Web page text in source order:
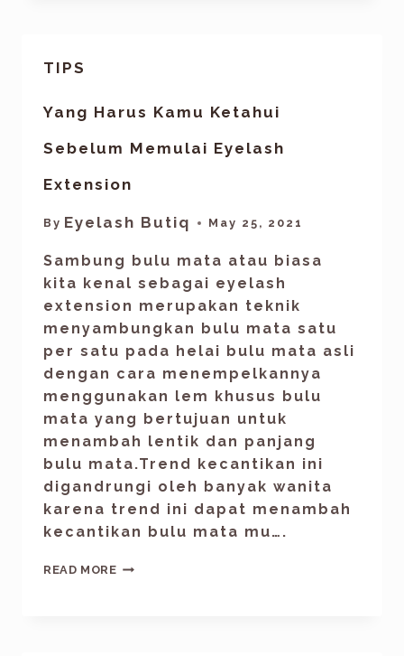
TIPS
Yang Harus Kamu Ketahui
Sebelum Memulai Eyelash
Extension
By Eyelash Butiq May 25, 2021
Sambung bulu mata atau biasa
kita kenal sebagai eyelash
extension merupakan teknik
menyambungkan bulu mata satu
per satu pada helai bulu mata asli
dengan cara menempelkannya
menggunakan lem khusus bulu
mata yang bertujuan untuk
menambah lentik dan panjang
bulu mata.Trend kecantikan ini
digandrungi oleh banyak wanita
karena trend ini dapat menambah
kecantikan bulu mata mu….
READ MORE